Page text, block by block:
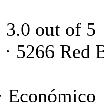
5266 Red
Económico